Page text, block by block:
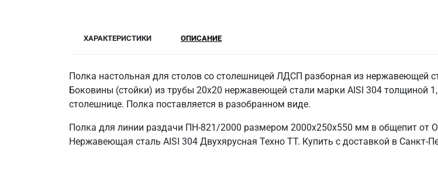
ХАРАКТЕРИСТИКИ ОПИСАНИЕ
Полка настольная для столов со столешницей ЛДСП разборная из нержавеющей
Боковины (стойки) из трубы 20х20 нержавеющей стали марки AISI 304 толщиной
столешнице. Полка поставляется в разобранном виде.
Полка для линии раздачи ПН-821/2000 размером 2000х250х550 мм в общепит от
Нержавеющая сталь AISI 304 Двухярусная Техно ТТ. Купить с доставкой в